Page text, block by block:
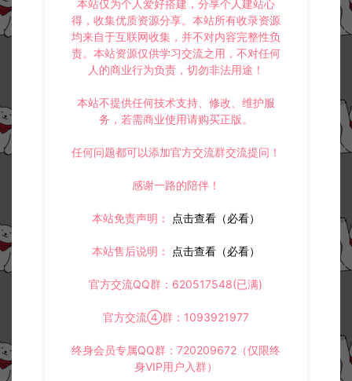
本站仅为个人爱好搭建，分享个人建站心
得，收集优质资源分享。本站所有收录资源
均来自于互联网收集，并不对内容完整性负
责。本站资源仅供学习交流之用，不对任何
人的商业行为负责，切勿非法用途！
本站不提供任何技术支持、修改、维护服
务，若需商业使用请购买正版。
任何问题都可以添加官方交流群交流提问！
感谢一路的陪伴！
本站免责声明： 点击查看（必看）
本站售后说明： 点击查看（必看）
官方交流QQ群：620517548(已满)
官方交流④群：1093921977
终身会员专属QQ群：720209672（仅限终
身VIP用户入群）